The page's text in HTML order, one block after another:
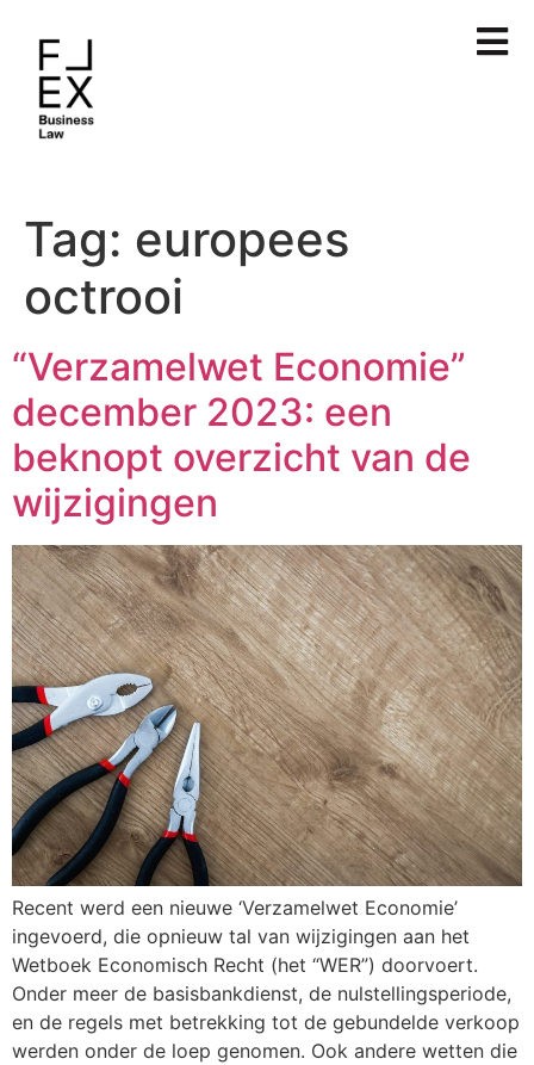
Tag: europees
octrooi
“Verzamelwet Economie”
december 2023: een
beknopt overzicht van de
wijzigingen
Recent werd een nieuwe ‘Verzamelwet Economie’
ingevoerd, die opnieuw tal van wijzigingen aan het
Wetboek Economisch Recht (het “WER”) doorvoert.
Onder meer de basisbankdienst, de nulstellingsperiode,
en de regels met betrekking tot de gebundelde verkoop
werden onder de loep genomen. Ook andere wetten die